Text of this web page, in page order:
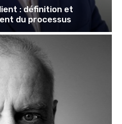
: définition et
du processus